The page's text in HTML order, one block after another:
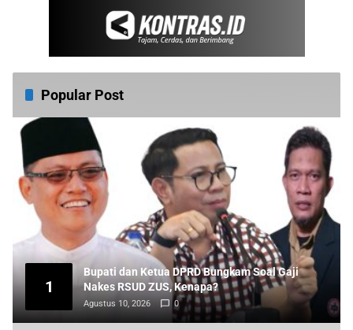
Popular Post
1
Bupati dan Ketua DPRD Bungkam Soal Gaji
Nakes RSUD ZUS, Kenapa?
Agustus 10, 2026 0